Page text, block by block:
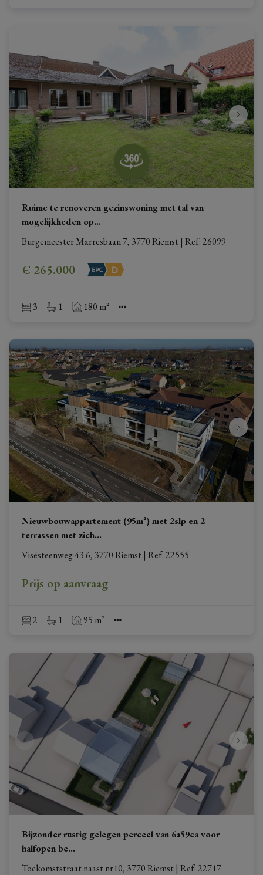
Ruime te renoveren gezinswoning met tal van
mogelijkheden op...
Burgemeester Marresbaan 7, 3770 Riemst | Ref: 26099
€ 265.000
3 1 180 m²
Nieuwbouwappartement (95m²) met 2slp en 2
terrassen met zich...
Visésteenweg 43 6, 3770 Riemst | Ref: 22555
Prijs op aanvraag
2 1 95 m²
Bijzonder rustig gelegen perceel van 6a59ca voor
halfopen be...
Toekomststraat naast nr10, 3770 Riemst | Ref: 22717